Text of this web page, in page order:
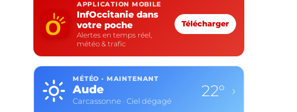
APPLICATION MOBILE
InfOccitanie dans
votre poche
Alertes en temps réel,
météo & trafic
Télécharger
MÉTÉO · MAINTENANT
Aude
Carcassonne · Ciel dégagé
22° ›